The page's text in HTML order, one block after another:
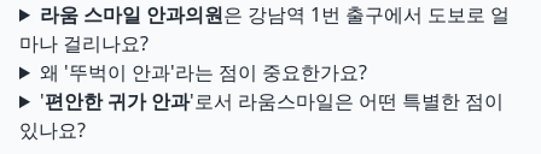
라움 스마일 안과의원은 강남역 1번 출구에서 도보로 얼
마나 걸리나요?
왜 '뚜벅이 안과'라는 점이 중요한가요?
'편안한 귀가 안과'로서 라움스마일은 어떤 특별한 점이
있나요?